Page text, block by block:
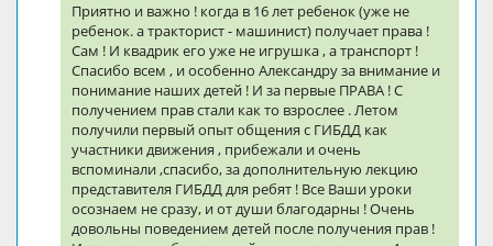
Приятно и важно ! когда в 16 лет ребенок (уже не
ребенок. а тракторист - машинист) получает права !
Сам ! И квадрик его уже не игрушка , а транспорт !
Спасибо всем , и особенно Александру за внимание и
понимание наших детей ! И за первые ПРАВА ! С
получением прав стали как то взрослее . Летом
получили первый опыт общения с ГИБДД как
участники движения , прибежали и очень
вспоминали ,спасибо, за дополнительную лекцию
представителя ГИБДД для ребят ! Все Ваши уроки
осознаем не сразу, и от души благодарны ! Очень
довольны поведением детей после получения прав !